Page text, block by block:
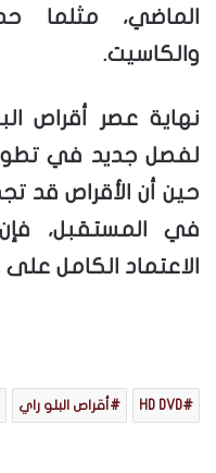
الماضي، مثلما
والكاسيت.
نهاية عصر أقراص
لفصل جديد في تطور
حين أن الأقراص قد
في المستقبل،
الاعتماد الكامل
HD DVD أقراص البلو راي